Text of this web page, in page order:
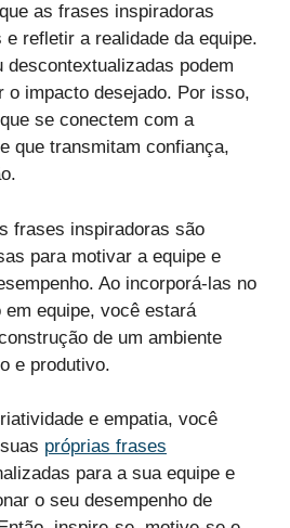
as frases inspiradoras
refletir a realidade da equipe.
descontextualizadas podem
o impacto desejado. Por isso,
se conectem com a
que transmitam confiança,
frases inspiradoras são
para motivar a equipe e
Ao incorporá-las no
equipe, você estará
de um ambiente
e produtivo.
e empatia, você
próprias frases
para a sua equipe e
o seu desempenho de